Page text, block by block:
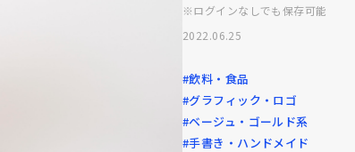
※ログインなしでも保存可能
2022.06.25
#飲料・食品
#グラフィック・ロゴ
#ベージュ・ゴールド系
#手書き・ハンドメイド